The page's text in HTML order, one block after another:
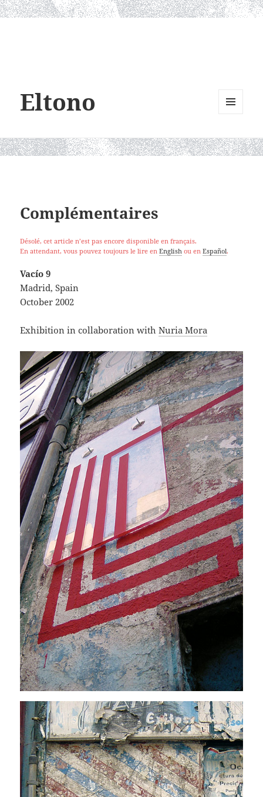
Eltono
WIDGETS
Complémentaires
Désolé, cet article n’est pas encore disponible en français.
En attendant, vous pouvez toujours le lire en English ou en Español.
Vacío 9
Madrid, Spain
October 2002
Exhibition in collaboration with Nuria Mora